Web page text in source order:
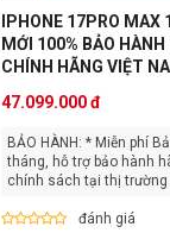
IPHONE 17PRO MAX
MỚI 100% BẢO
CHÍNH HÃNG VIỆT
47.099.000 đ
BẢO HÀNH: * Miễn phí Bảo hành 12
tháng, hỗ trợ bảo hành
chính sách tại thị trường
đánh giá